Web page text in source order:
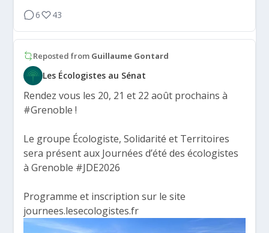
6
43
Reposted from Guillaume Gontard
Les Écologistes au Sénat
Rendez vous les 20, 21 et 22 août prochains à
#Grenoble !
Le groupe Écologiste, Solidarité et Territoires
sera présent aux Journées d’été des écologistes
à Grenoble #JDE2026
Programme et inscription sur le site
journees.lesecologistes.fr